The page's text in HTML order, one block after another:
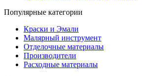
Популярные категории
Краски и Эмали
Малярный инструмент
Отделочные материалы
Производители
Расходные материалы